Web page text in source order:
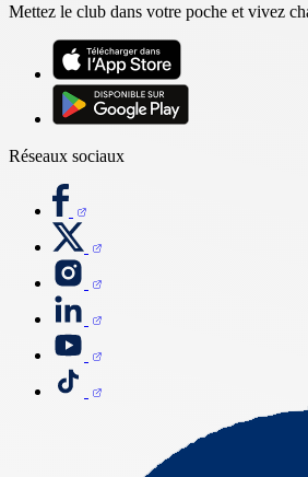
Mettez le club dans votre poche et vivez
Réseaux sociaux